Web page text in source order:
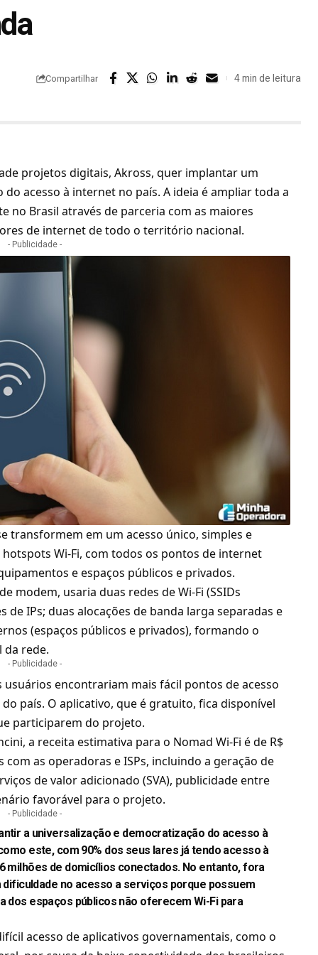
Compartilhar 4 min de leitura
projetos digitais, Akross, quer implantar um
do acesso à internet no país. A ideia é ampliar toda a
no Brasil através de parceria com as maiores
de internet de todo o território nacional.
- Publicidade -
transformem em um acesso único, simples e
Wi-Fi, com todos os pontos de internet
e espaços públicos e privados.
modem, usaria duas redes de Wi-Fi (SSIDs
IPs; duas alocações de banda larga separadas e
(espaços públicos e privados), formando o
rede.
- Publicidade -
encontrariam mais fácil pontos de acesso
país. O aplicativo, que é gratuito, fica disponível
participarem do projeto.
a receita estimativa para o Nomad Wi-Fi é de R$
as operadoras e ISPs, incluindo a geração de
de valor adicionado (SVA), publicidade entre
favorável para o projeto.
- Publicidade -
a universalização e democratização do acesso à
este, com 90% dos seus lares já tendo acesso à
milhões de domicílios conectados. No entanto, fora
no acesso a serviços porque possuem
dos espaços públicos não oferecem Wi-Fi para
acesso de aplicativos governamentais, como o